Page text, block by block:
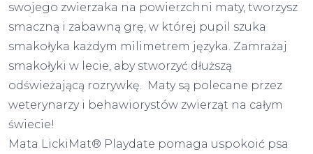
swojego zwierzaka na powierzchni maty, tworzysz
smaczną i zabawną grę, w której pupil szuka
smakołyka każdym milimetrem języka. Zamrażaj
smakołyki w lecie, aby stworzyć dłuższą
odświeżającą rozrywkę. Maty są polecane przez
weterynarzy i behawiorystów zwierząt na całym
świecie!
Mata LickiMat® Playdate pomaga uspokoić psa